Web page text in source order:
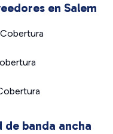
en Salem
de banda ancha